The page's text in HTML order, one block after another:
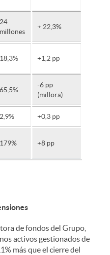
24
millones
+ 22,3%
18,3% +1,2 pp
65,5%
-6 pp
(millora)
2,9% +0,3 pp
179% +8 pp
de fondos del Grupo,
activos gestionados de
más que el cierre del